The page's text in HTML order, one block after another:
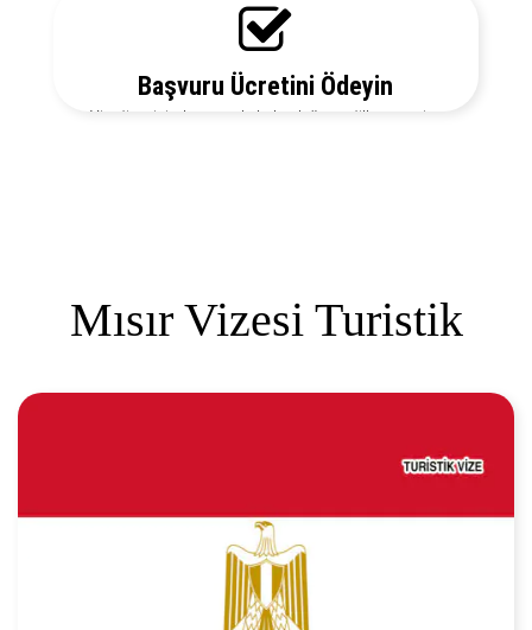
Başvuru Ücretini Ödeyin
Vize ücretiniz, başvuruda bulunduğunuz ülkeye ve vize
Mısır Vizesi Turistik